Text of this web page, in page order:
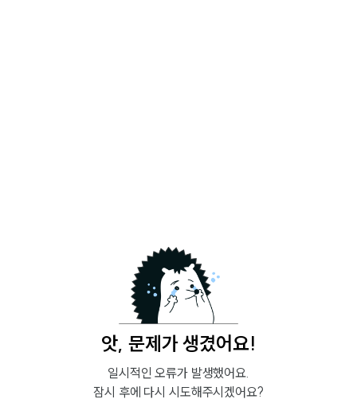
앗, 문제가 생겼어요!
일시적인 오류가 발생했어요.
잠시 후에 다시 시도해주시겠어요?